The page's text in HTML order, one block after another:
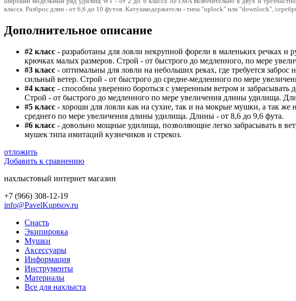
класса. Разброс длин - от 6,6 до 10 футов. Катушкодержатели - типа "uplock" или "downlock",
Дополнительное описание
#2 класс - разработаны для ловли некрупной форели в маленьких речках
крючках малых размеров. Строй - от быстрого до медленного, по мере
#3 класс - оптимальны для ловли на небольших реках, где требуется
сильный ветер. Строй - от быстрого до средне-медленного по мере
#4 класс - способны уверенно бороться с умеренным ветром и
Строй - от быстрого до медленного по мере увеличения длины удилища.
#5 класс - хороши для ловли как на сухие, так и на мокрые мушки, а так
среднего по мере увеличения длины удилища. Длины - от 8,6 до 9,6 фута.
#6 класс - довольно мощные удилища, позволяющие легко забрасывать в
мушек типа имитаций кузнечиков и стрекоз.
отложить
Добавить к сравнению
нахлыстовый интернет магазин
+7 (966) 308-12-19
info@PavelKuptsov.ru
Снасть
Экипировка
Мушки
Аксессуары
Информация
Инструменты
Материалы
Все для нахлыста